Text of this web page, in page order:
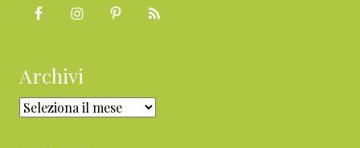
Archivi
Archivi